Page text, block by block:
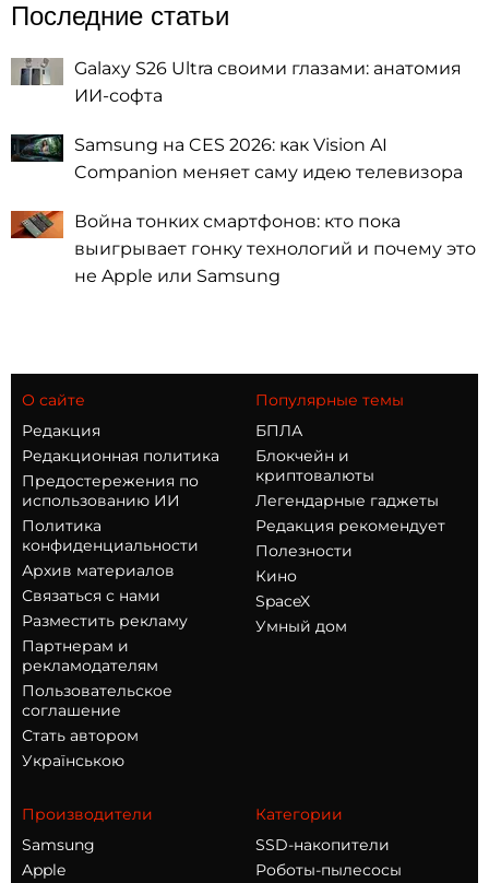
Последние статьи
Galaxy S26 Ultra своими глазами: анатомия
ИИ-софта
Samsung на CES 2026: как Vision AI
Companion меняет саму идею телевизора
Война тонких смартфонов: кто пока
выигрывает гонку технологий и почему это
не Apple или Samsung
О сайте
Редакция
Редакционная политика
Предостережения по
использованию ИИ
Политика
конфиденциальности
Архив материалов
Связаться с нами
Разместить рекламу
Партнерам и
рекламодателям
Пользовательское
соглашение
Стать автором
Українською
Популярные темы
БПЛА
Блокчейн и
криптовалюты
Легендарные гаджеты
Редакция рекомендует
Полезности
Кино
SpaceX
Умный дом
Производители
Samsung
Apple
Категории
SSD-накопители
Роботы-пылесосы